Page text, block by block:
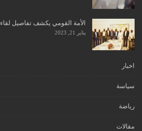
الأمة القومي يكشف تفاصيل
يناير 21, 2023
اخبار
سياسة
رياضة
مقالات